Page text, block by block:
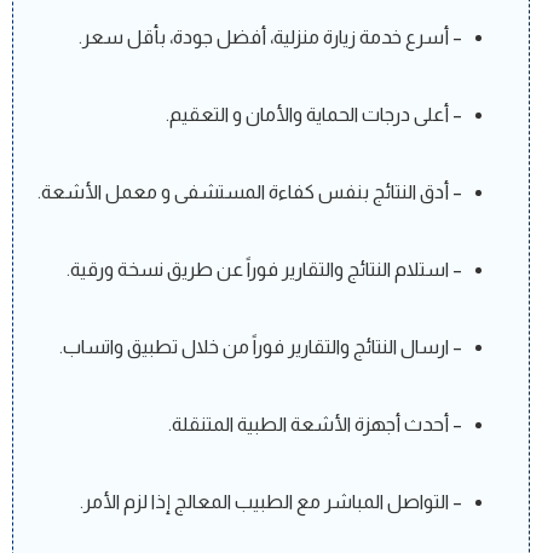
– أسرع خدمة زيارة منزلية، أفضل جودة، بأقل سعر.
– أعلى درجات الحماية والأمان و التعقيم.
– أدق النتائج بنفس كفاءة المستشفى و معمل الأشعة.
– استلام النتائج والتقارير فوراً عن طريق نسخة ورقية.
– ارسال النتائج والتقارير فوراً من خلال تطبيق واتساب.
– أحدث أجهزة الأشعة الطبية المتنقلة.
– التواصل المباشر مع الطبيب المعالج إذا لزم الأمر.